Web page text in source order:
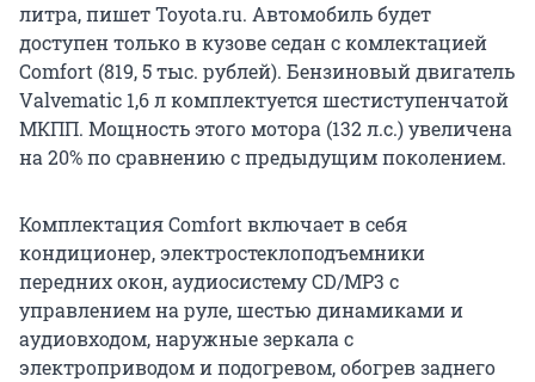
литра, пишет Toyota.ru. Автомобиль будет
доступен только в кузове седан с комлектацией
Comfort (819, 5 тыс. рублей). Бензиновый двигатель
Valvematic 1,6 л комплектуется шестиступенчатой
МКПП. Мощность этого мотора (132 л.с.) увеличена
на 20% по сравнению с предыдущим поколением.
Комплектация Comfort включает в себя
кондиционер, электростеклоподъемники
передних окон, аудиосистему CD/MP3 с
управлением на руле, шестью динамиками и
аудиовходом, наружные зеркала с
электроприводом и подогревом, обогрев заднего